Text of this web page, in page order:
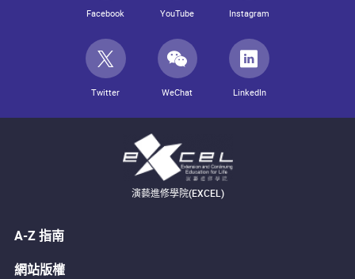
Facebook YouTube Instagram
Twitter WeChat LinkedIn
演藝進修學院(EXCEL)
A-Z 指南
網站版權